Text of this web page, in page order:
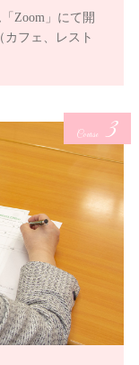
Zoom」にて開
フェ、レスト
Course 3